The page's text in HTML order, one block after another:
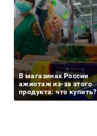
В магазинах России
ажиотаж из-за этого
продукта: что купить?